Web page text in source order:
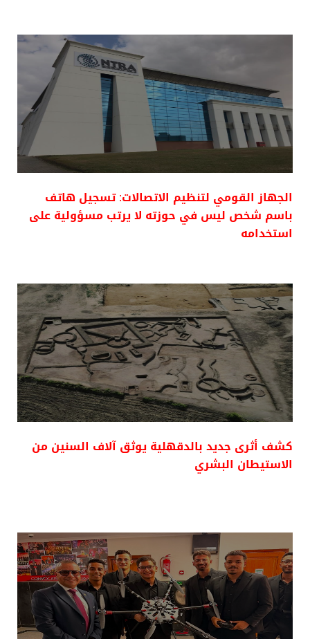
الجهاز القومي لتنظيم الاتصالات: تسجيل هاتف
باسم شخص ليس في حوزته لا يرتب مسؤولية على
استخدامه
كشف أثرى جديد بالدقهلية يوثق آلاف السنين من
الاستيطان البشري